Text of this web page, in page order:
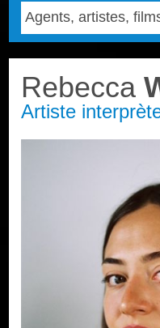
Rebecca
Artiste